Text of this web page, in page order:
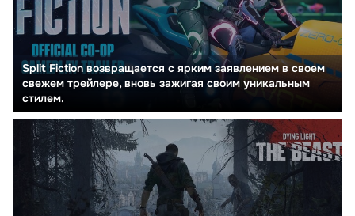
Split Fiction возвращается с ярким заявлением в своем
свежем трейлере, вновь зажигая своим уникальным
стилем.